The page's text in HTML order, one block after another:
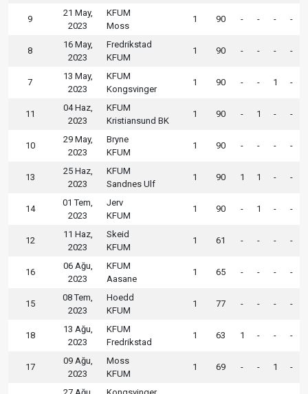
9
21 May,
2023
KFUM
Moss
1 90 - - - -
8
16 May,
2023
Fredrikstad
KFUM
1 90 - - - -
7
13 May,
2023
KFUM
Kongsvinger
1 90 - - 1 -
11
04 Haz,
2023
KFUM
Kristiansund BK
1 90 - 1 - -
10
29 May,
2023
Bryne
KFUM
1 90 - - - -
13
25 Haz,
2023
KFUM
Sandnes Ulf
1 90 1 1 - -
14
01 Tem,
2023
Jerv
KFUM
1 90 - 1 - -
12
11 Haz,
2023
Skeid
KFUM
1 61 - - - -
16
06 Ağu,
2023
KFUM
Aasane
1 65 - - - -
15
08 Tem,
2023
Hoedd
KFUM
1 77 - - - -
18
13 Ağu,
2023
KFUM
Fredrikstad
1 63 1 - - -
17
09 Ağu,
2023
Moss
KFUM
1 69 - - 1 -